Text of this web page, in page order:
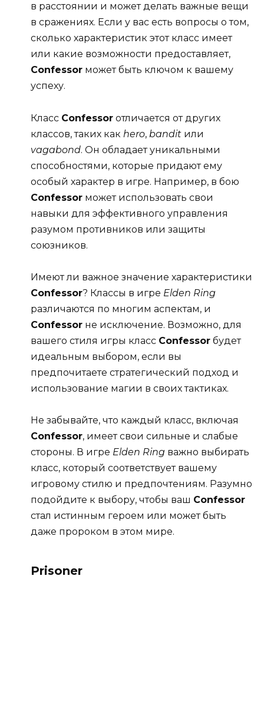
в расстоянии и может делать важные вещи
в сражениях. Если у вас есть вопросы о том,
сколько характеристик этот класс имеет
или какие возможности предоставляет,
Confessor может быть ключом к вашему
успеху.
Класс Confessor отличается от других
классов, таких как hero, bandit или
vagabond. Он обладает уникальными
способностями, которые придают ему
особый характер в игре. Например, в бою
Confessor может использовать свои
навыки для эффективного управления
разумом противников или защиты
союзников.
Имеют ли важное значение характеристики
Confessor? Классы в игре Elden Ring
различаются по многим аспектам, и
Confessor не исключение. Возможно, для
вашего стиля игры класс Confessor будет
идеальным выбором, если вы
предпочитаете стратегический подход и
использование магии в своих тактиках.
Не забывайте, что каждый класс, включая
Confessor, имеет свои сильные и слабые
стороны. В игре Elden Ring важно выбирать
класс, который соответствует вашему
игровому стилю и предпочтениям. Разумно
подойдите к выбору, чтобы ваш Confessor
стал истинным героем или может быть
даже пророком в этом мире.
Prisoner